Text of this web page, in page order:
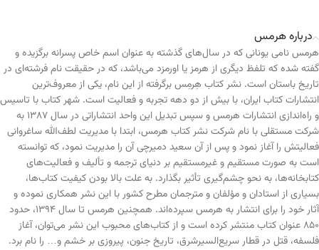
درباره هرمس
هرمس نامی یونانی که در سال‌های گذشته به عنوان اسم خاص پسرانه برگزیده و
گفته شده که تلفظ دیگری از هرمز یا اورمزد می‌باشد، که در حقیقت نام فرشته‌ای در
تاریخ باستان است. نشر کتاب هِرمِس برگرفته از این نام، یکی از معروف‌ترین
انتشارات کتاب ایران، با بیش از دو دهه تجربه و فعالیت است. شهر کتاب با تاسیس
و راه‌اندازی انتشارات هرمس و سپس تبدیل این واحد انتشاراتی در سال ۱۳۸۷ به
شرکت مستقلی با نام شرکت نشر کتاب هرمس، ابتدا با مدیریت لطف‌الله ساغروانی
فعالیتش را آغاز نمود و پس از آن سعید دمیرچی آن را مدیریت نمود، که توانسته
است به صورت مستقیم و غیرمستقیم بر دنیای ترجمه و تألیف و فعالیت‌های
کتابخانه‌ها، به نحو چشم‌گیری تأثیر بگذارد. به علت بالا بودن کیفیت کتاب‌ها،
بسیاری از استادان و مؤلفان و مترجمان مطرح کشور با این نشر همکاری نموده و
آثار خود را برای انتشار به هرمس سپرده‌اند. همچنین هرمس تا سال ۱۳۹۴، حدود
۸۵۰ عنوان کتاب منتشر کرده است و از کتاب‌های محبوب این نشر می‌توان، آغاز
فلسفه، قتل در قطار سریع‌السیرشرق، تاریخ جنون، پیروزی بر خشم و… را نام برد.